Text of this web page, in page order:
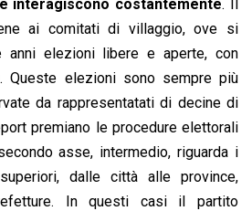
interagiscono costantemente. Il
ai comitati di villaggio, ove si
anni elezioni libere e aperte, con
Queste elezioni sono sempre più
da rappresentatati di decine di
premiano le procedure elettorali
asse, intermedio, riguarda i
dalle città alle province,
In questi casi il partito